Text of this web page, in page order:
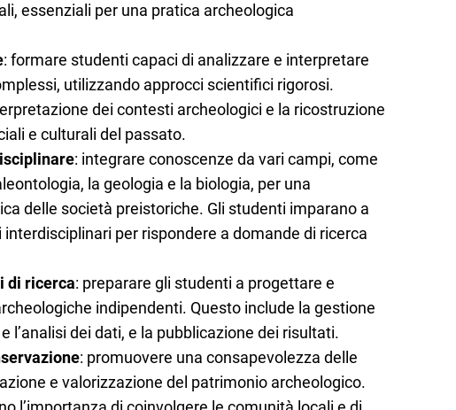
essenziali per una pratica archeologica
: formare studenti capaci di analizzare e interpretare
utilizzando approcci scientifici rigorosi.
dei contesti archeologici e la ricostruzione
e culturali del passato.
: integrare conoscenze da vari campi, come
la geologia e la biologia, per una
delle società preistoriche. Gli studenti imparano a
per rispondere a domande di ricerca
di ricerca: preparare gli studenti a progettare e
indipendenti. Questo include la gestione
l’analisi dei dati, e la pubblicazione dei risultati.
: promuovere una consapevolezza delle
e valorizzazione del patrimonio archeologico.